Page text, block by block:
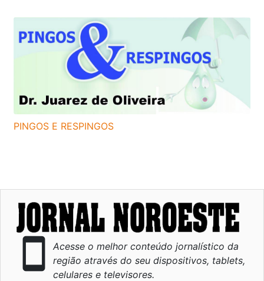
PINGOS E RESPINGOS
smartphone
Acesse o melhor conteúdo jornalístico da
região através do seu dispositivos, tablets,
celulares e televisores.